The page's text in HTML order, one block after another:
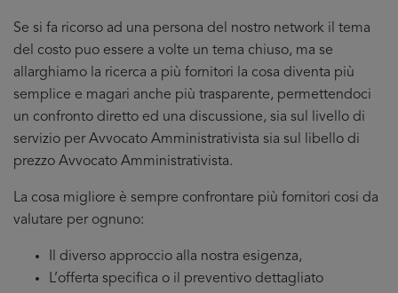
Se si fa ricorso ad una persona del nostro network il tema
del costo puo essere a volte un tema chiuso, ma se
allarghiamo la ricerca a più fornitori la cosa diventa più
semplice e magari anche più trasparente, permettendoci
un confronto diretto ed una discussione, sia sul livello di
servizio per Avvocato Amministrativista sia sul libello di
prezzo Avvocato Amministrativista.
La cosa migliore è sempre confrontare più fornitori cosi da
valutare per ognuno:
Il diverso approccio alla nostra esigenza,
L’offerta specifica o il preventivo dettagliato